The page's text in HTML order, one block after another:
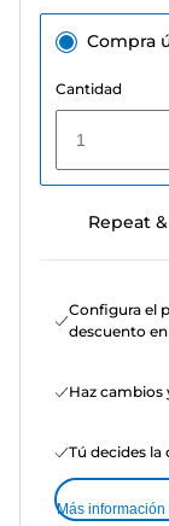
Compra
Cantidad
1
Repeat
Configura el
descuento
Haz
Tú decides la
Más